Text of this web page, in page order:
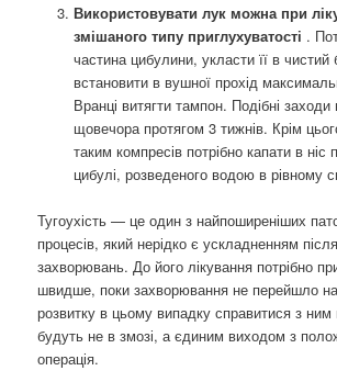
Використовувати лук можна при
змішаного типу приглухуватості .
частина цибулини, укласти її в чистий
встановити в вушної прохід
Вранці витягти тампон. Подібні заходи
щовечора протягом 3 тижнів. Крім
таким компресів потрібно капати в ніс
цибулі, розведеного водою в рівному
Тугоухість — це один з найпоширеніших
процесів, який нерідко є ускладненням
захворювань. До його лікування потрібно
швидше, поки захворювання не перейшло
розвитку в цьому випадку справитися з ним
будуть не в змозі, а єдиним виходом з
операція.